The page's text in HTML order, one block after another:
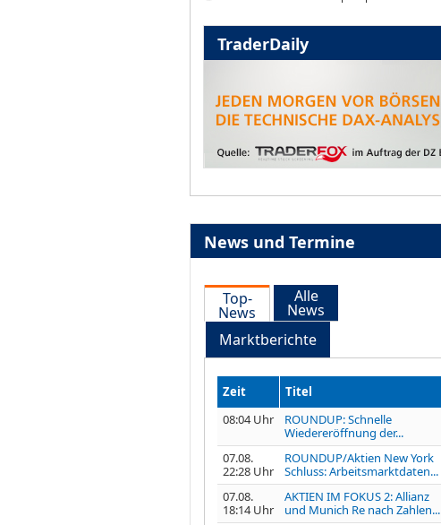
TraderDaily
News und Termine
Top-
News
Alle
News
Marktberichte
Zeit
Titel
08:04 Uhr
ROUNDUP: Schnelle
Wiedereröffnung der...
07.08.
22:28 Uhr
ROUNDUP/Aktien New York
Schluss: Arbeitsmarktdaten...
07.08.
18:14 Uhr
AKTIEN IM FOKUS 2: Allianz
und Munich Re nach Zahlen...